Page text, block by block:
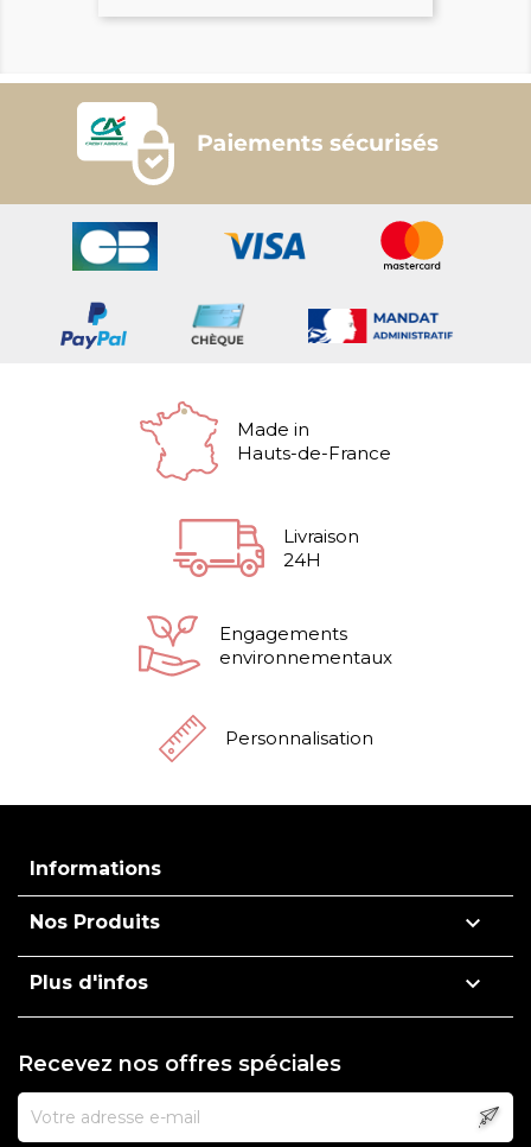
Made in
Hauts-de-France
Livraison
24H
Engagements
environnementaux
Personnalisation
Informations
Nos Produits 
Plus d'infos 
Recevez nos offres spéciales